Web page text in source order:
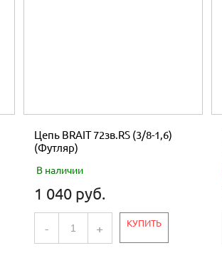
Цепь BRAIT 72зв.RS (3/8-1,6)
(Футляр)
В наличии
1 040 руб.
- + КУПИТЬ